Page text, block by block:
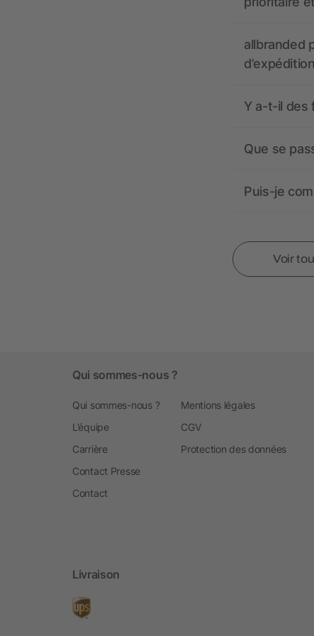
allbranded
Y a-t-il des
Que se
Puis-je
Voir
Qui sommes-nous ?
Qui sommes-nous ?
L’équipe
Carrière
Contact Presse
Contact
Mentions légales
CGV
Protection des données
Livraison